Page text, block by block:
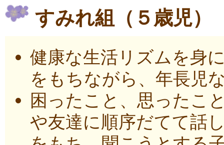
すみれ組（５歳児）
健康な生活リズムを身
をもちながら、年長児
困ったこと、思ったこ
や友達に順序だてて話